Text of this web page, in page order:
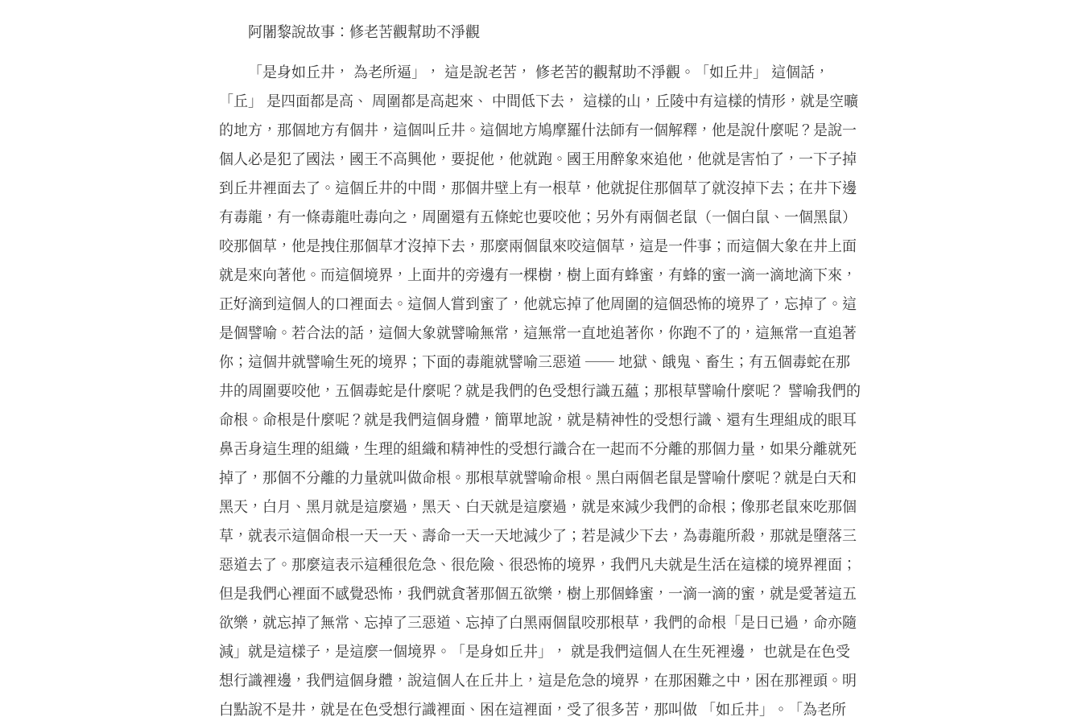
阿闍黎說故事：修老苦觀幫助不淨觀
「是身如丘井， 為老所逼」， 這是說老苦， 修老苦的觀幫助不淨觀。「如丘井」 這個話，
「丘」 是四面都是高、 周圍都是高起來、 中間低下去， 這樣的山，丘陵中有這樣的情形，就是空曠
的地方，那個地方有個井，這個叫丘井。這個地方鳩摩羅什法師有一個解釋，他是說什麼呢？是說一
個人必是犯了國法，國王不高興他，要捉他，他就跑。國王用醉象來追他，他就是害怕了，一下子掉
到丘井裡面去了。這個丘井的中間，那個井壁上有一根草，他就捉住那個草了就沒掉下去；在井下邊
有毒龍，有一條毒龍吐毒向之，周圍還有五條蛇也要咬他；另外有兩個老鼠（一個白鼠、一個黑鼠）
咬那個草，他是拽住那個草才沒掉下去，那麼兩個鼠來咬這個草，這是一件事；而這個大象在井上面
就是來向著他。而這個境界，上面井的旁邊有一棵樹，樹上面有蜂蜜，有蜂的蜜一滴一滴地滴下來，
正好滴到這個人的口裡面去。這個人嘗到蜜了，他就忘掉了他周圍的這個恐怖的境界了，忘掉了。這
是個譬喻。若合法的話，這個大象就譬喻無常，這無常一直地追著你，你跑不了的，這無常一直追著
你；這個井就譬喻生死的境界；下面的毒龍就譬喻三惡道 ── 地獄、餓鬼、畜生；有五個毒蛇在那
井的周圍要咬他，五個毒蛇是什麼呢？就是我們的色受想行識五蘊；那根草譬喻什麼呢？ 譬喻我們的
命根。命根是什麼呢？就是我們這個身體，簡單地說，就是精神性的受想行識、還有生理組成的眼耳
鼻舌身這生理的組織，生理的組織和精神性的受想行識合在一起而不分離的那個力量，如果分離就死
掉了，那個不分離的力量就叫做命根。那根草就譬喻命根。黑白兩個老鼠是譬喻什麼呢？就是白天和
黑天，白月、黑月就是這麼過，黑天、白天就是這麼過，就是來減少我們的命根；像那老鼠來吃那個
草，就表示這個命根一天一天、壽命一天一天地減少了；若是減少下去，為毒龍所殺，那就是墮落三
惡道去了。那麼這表示這種很危急、很危險、很恐怖的境界，我們凡夫就是生活在這樣的境界裡面；
但是我們心裡面不感覺恐怖，我們就貪著那個五欲樂，樹上那個蜂蜜，一滴一滴的蜜，就是愛著這五
欲樂，就忘掉了無常、忘掉了三惡道、忘掉了白黑兩個鼠咬那根草，我們的命根「是日已過，命亦隨
減」就是這樣子，是這麼一個境界。「是身如丘井」， 就是我們這個人在生死裡邊， 也就是在色受
想行識裡邊，我們這個身體，說這個人在丘井上，這是危急的境界，在那困難之中，困在那裡頭。明
白點說不是井，就是在色受想行識裡面、困在這裡面，受了很多苦，那叫做 「如丘井」。「為老所